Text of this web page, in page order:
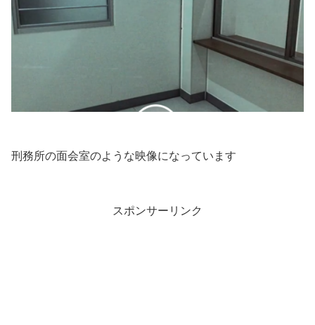
刑務所の面会室のような映像になっています
スポンサーリンク